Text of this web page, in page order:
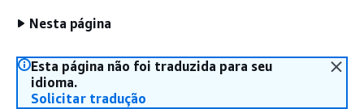
Nesta página
Esta página não foi traduzida para seu
idioma.
Solicitar tradução